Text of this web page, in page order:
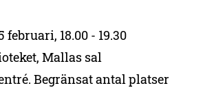
februari, 18.00 - 19.30
Mallas sal
Begränsat antal platser